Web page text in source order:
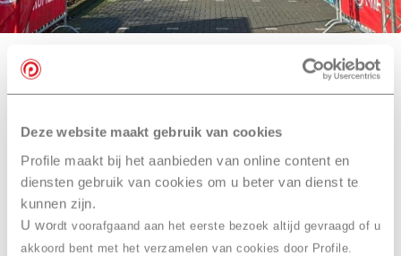
Deze website maakt gebruik van cookies
Profile maakt bij het aanbieden van online content en
diensten gebruik van cookies om u beter van dienst te
kunnen zijn.
U wordt voorafgaand aan het eerste bezoek altijd gevraagd of u
akkoord bent met het verzamelen van cookies door Profile.
Zelf je banden op spanning
brengen? Lees onze tips
Je banden op de juiste spanning brengen is
makkelijker dan je denkt. We geven je graag wat tips.